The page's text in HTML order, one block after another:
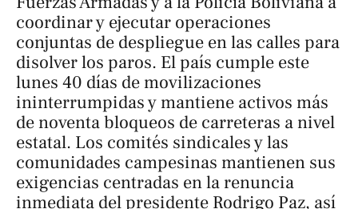
coordinar y ejecutar operaciones
conjuntas de despliegue en las calles para
disolver los paros. El país cumple este
lunes 40 días de movilizaciones
ininterrumpidas y mantiene activos más
de noventa bloqueos de carreteras a nivel
estatal. Los comités sindicales y las
comunidades campesinas mantienen sus
exigencias centradas en la renuncia
inmediata del presidente Rodrigo Paz, así